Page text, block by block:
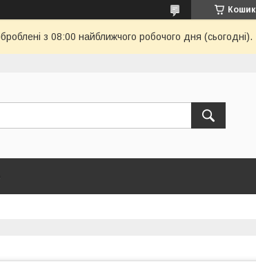
Кошик
з 08:00 найближчого робочого дня (сьогодні).